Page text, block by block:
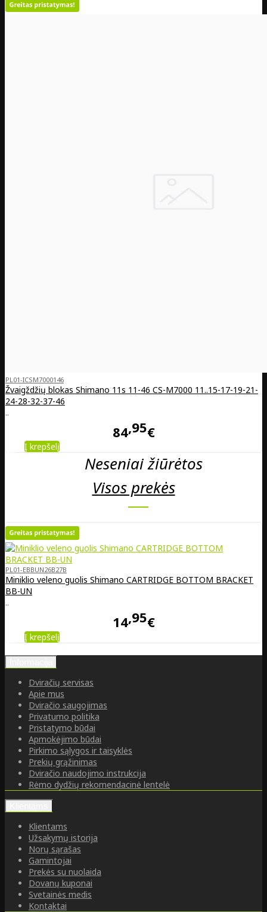
PL01-ICSM7000146
Žvaigždžių blokas Shimano 11s 11-46 CS-M7000 11..15-17-19-21-
24-28-32-37-46
..
84 95€
Į krepšelį
Neseniai žiūrėtos
Visos prekės
PL01-EBBUN26B27B
Miniklio veleno guolis Shimano CARTRIDGE BOTTOM BRACKET
BB-UN
..
14 95€
Į krepšelį
Dviračių servisas
Apie mus
Dviračio saugojimas
Privatumo politika
Pristatymo būdai
Apmokėjimo būdai
Pirkimo sąlygos ir taisyklės
Prekių grąžinimas
Dviračio naudojimo instrukcija
Rėmo dydžių rekomendacinė lentelė
Klientams
Užsakymų istorija
Norų sąrašas
Gamintojai
Prekės su nuolaida
Dovanų kuponai
Svetainės medis
Kontaktai